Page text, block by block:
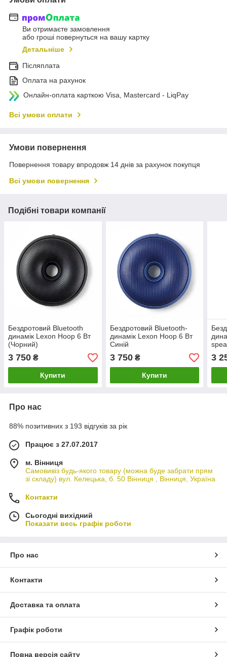
Ви отримаєте замовлення
або гроші повернуться на вашу картку
Детальніше
Післяплата
Оплата на рахунок
Онлайн-оплата карткою Visa, Mastercard - LiqPay
Всі умови оплати
Умови повернення
Повернення товару впродовж 14 днів за рахунок покупця
Всі умови повернення
Подібні товари компанії
Бездротовий Bluetooth
динамік Lexon Hoop 6 Вт
(Чорний)
3 750 ₴
Купити
Бездротовий Bluetooth-
динамік Lexon Hoop 6 Вт
Синій
3 750₴
Купити
3
Про нас
88% позитивних з 193 відгуків за рік
Працює з 27.07.2017
м. Вінниця
Самовивіз будь-якого товару (можна буде забрати прям
зі складу) вул. Келецька, б. 50 Вінниця , Вінниця, Україна
Контакти
Сьогодні вихідний
Показати весь графік роботи
Про нас
Контакти
Доставка та оплата
Графік роботи
Повна версія сайту